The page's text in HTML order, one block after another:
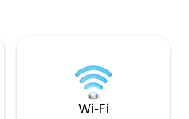
privativo. Ideal
tempo com a
parceiro.
Wi-Fi